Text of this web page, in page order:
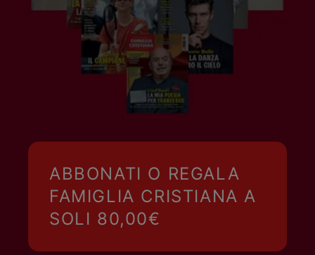
ABBONATI O REGALA
FAMIGLIA CRISTIANA A
SOLI 80,00€